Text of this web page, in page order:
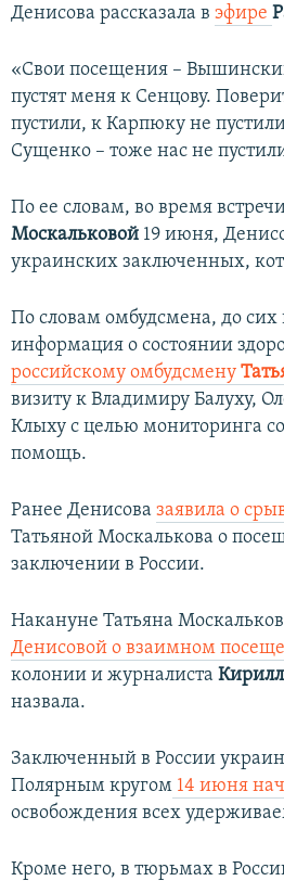
Денисова рассказала вэфире
«Свои посещения –
пустят меня к Сенцову.
пустили, к Карпюку не
Сущенко – тоже нас не
По ее словам, во время
Москальковой 19 июня,
украинских заключенных,
По словам омбудсмена, до сих
информация о состоянии
российскому омбудсмену
визиту к Владимиру Балуху,
Клыху с целью мониторинга
помощь.
Ранее Денисовазаявила о
Татьяной Москалькова о
заключении в России.
Накануне Татьяна
Денисовой о взаимном
колонии и журналиста
назвала.
Заключенный в России
Полярным кругом 14 июня
освобождения всех
Кроме него, в тюрьмах в